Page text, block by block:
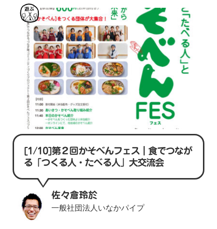
遊
ぶ
[1/10]第２回かそべんフェス｜食でつなが
る「つくる人・たべる人」大交流会
佐々倉玲於
一般社団法人いなかパイプ